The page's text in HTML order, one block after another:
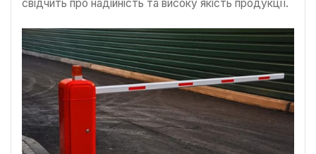
свідчить про надійність та високу якість продукції.